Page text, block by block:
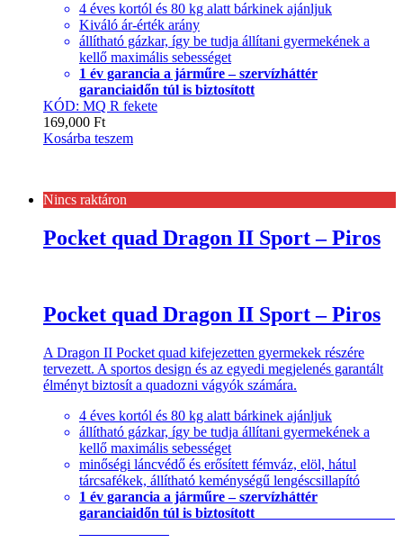
4 éves kortól és 80 kg alatt bárkinek ajánljuk
Kiváló ár-érték arány
állítható gázkar, így be tudja állítani gyermekének a
kellő maximális sebességet
1 év garancia a járműre – szervízháttér
garanciaidőn túl is biztosított
KÓD: MQ R fekete
169,000 Ft
Kosárba teszem
Nincs raktáron
Pocket quad Dragon II Sport – Piros
Pocket quad Dragon II Sport – Piros
A Dragon II Pocket quad kifejezetten gyermekek részére
tervezett. A sportos design és az egyedi megjelenés garantált
élményt biztosít a quadozni vágyók számára.
4 éves kortól és 80 kg alatt bárkinek ajánljuk
állítható gázkar, így be tudja állítani gyermekének a
kellő maximális sebességet
minőségi láncvédő és erősített fémváz, elöl, hátul
tárcsafékek, állítható keménységű lengéscsillapító
1 év garancia a járműre – szervízháttér
garanciaidőn túl is biztosított